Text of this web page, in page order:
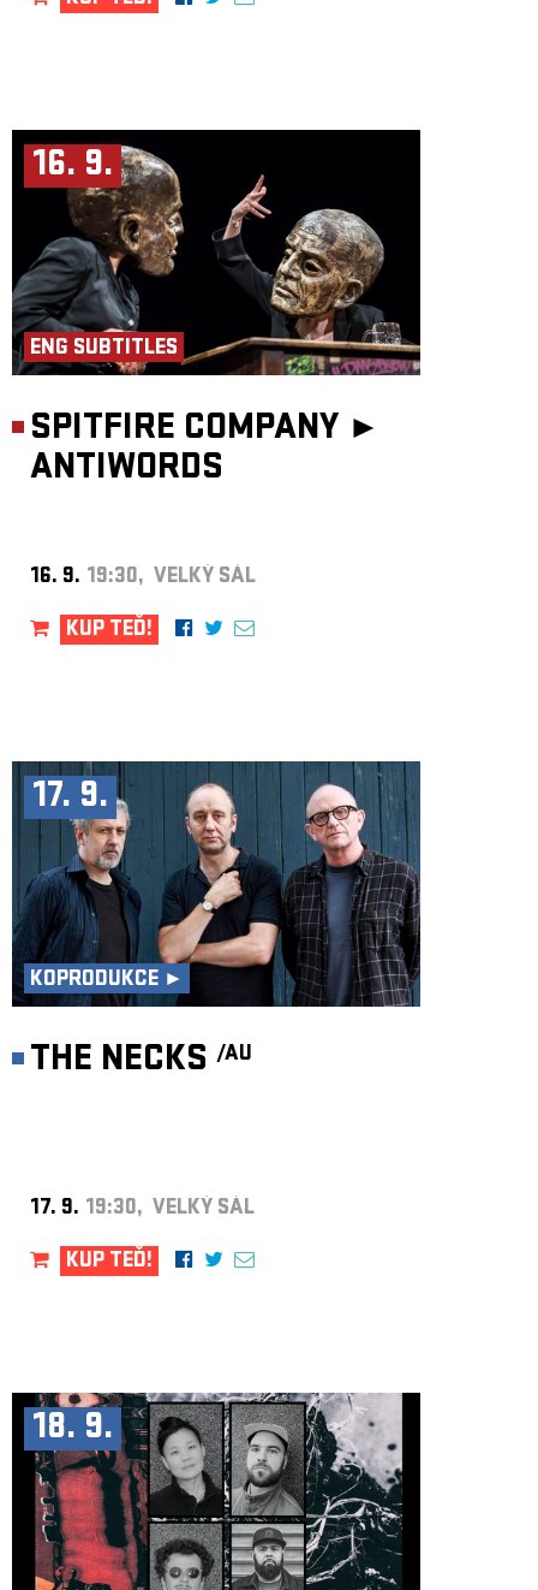
16. 9.
ENG SUBTITLES
SPITFIRE COMPANY ►
ANTIWORDS
16. 9. 19:30, VELKÝ SÁL
KUP TEĎ!
17. 9.
KOPRODUKCE ►
THE NECKS /AU
17. 9. 19:30, VELKÝ SÁL
KUP TEĎ!
18. 9.